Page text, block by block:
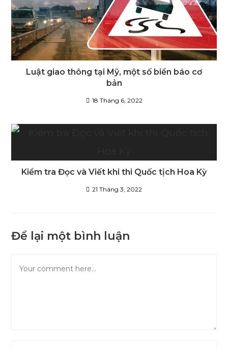
Luật giao thông tại Mỹ, một số biển báo cơ
bản
18 Tháng 6, 2022
Kiểm tra Đọc và Viết khi thi Quốc tịch Hoa Kỳ
21 Tháng 3, 2022
Để lại một bình luận